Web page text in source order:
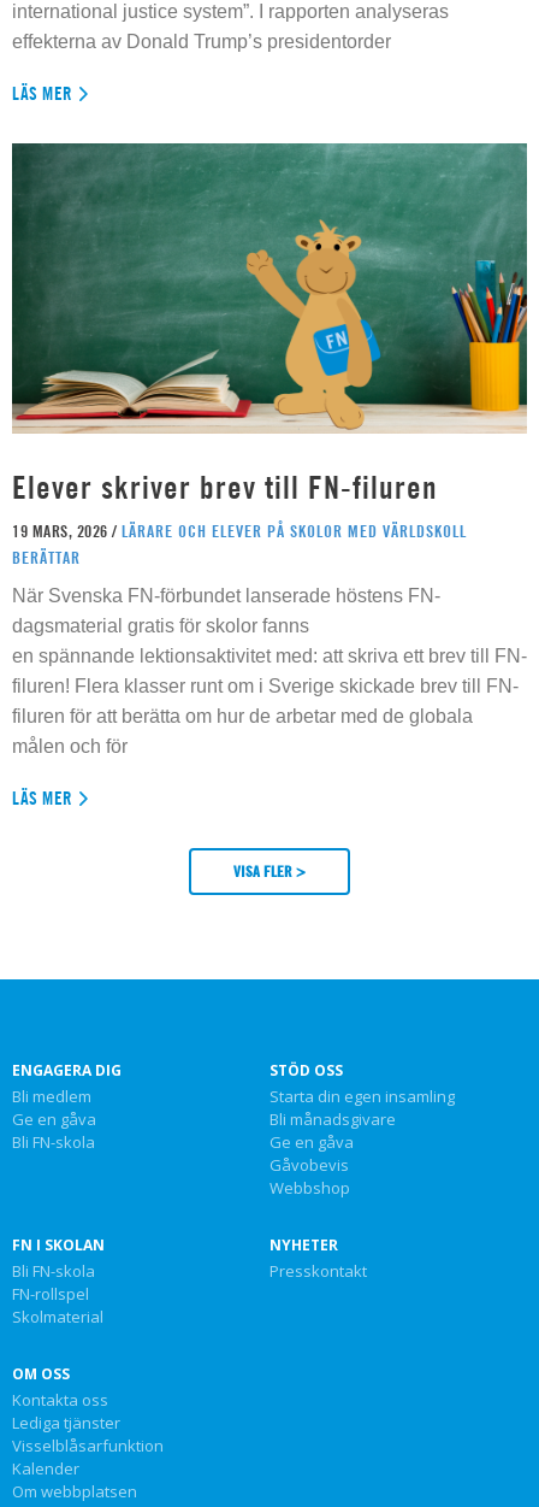
international justice system”. I rapporten analyseras
effekterna av Donald Trump’s presidentorder
LÄS MER
Elever skriver brev till FN-filuren
19 MARS, 2026 / LÄRARE OCH ELEVER PÅ SKOLOR MED VÄRLDSKOLL
BERÄTTAR
När Svenska FN-förbundet lanserade höstens FN-
dagsmaterial gratis för skolor fanns
en spännande lektionsaktivitet med: att skriva ett brev till FN-
filuren! Flera klasser runt om i Sverige skickade brev till FN-
filuren för att berätta om hur de arbetar med de globala
målen och för
LÄS MER
VISA FLER >
ENGAGERA DIG
Bli medlem
Ge en gåva
Bli FN-skola
STÖD OSS
Starta din egen insamling
Bli månadsgivare
Ge en gåva
Gåvobevis
Webbshop
FN I SKOLAN
Bli FN-skola
FN-rollspel
Skolmaterial
NYHETER
Presskontakt
OM OSS
Kontakta oss
Lediga tjänster
Visselblåsarfunktion
Kalender
Om webbplatsen